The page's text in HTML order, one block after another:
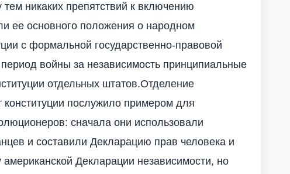
никаких препятствий к включению
ее основного положения о народном
с формальной государственно-правовой
войны за независимость принципиальные
отдельных штатов.Отделение
конституции послужило примером для
сначала они использовали
и составили Декларацию прав человека и
Декларации независимости, но